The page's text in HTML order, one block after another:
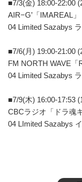
■7/3(金) 18:00-22:00
AIR−G’「IMAREAL」
04 Limited Sazabys
■7/6(月) 19:00-21:00
FM NORTH WAVE「
04 Limited Sazabys
■7/9(木) 16:00-17:53
CBCラジオ「ドラ魂
04 LImited Sazabys